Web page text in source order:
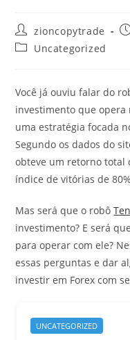
Autor
do
post:
zioncopytrade
Categoria
Uncategorized
Você já ouviu falar do
investimento que opera
uma estratégia focada
Segundo os dados do
obteve um retorno total
índice de vitórias de
Mas será que o robô
investimento? E será
para operar com ele?
essas perguntas e dar
investir em Forex com
UNCATEGORIZED